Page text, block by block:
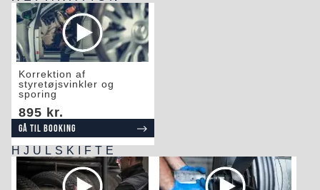
Korrektion af
styretøjsvinkler og
sporing
895 kr.
Gå til booking
HJULSKIFTE